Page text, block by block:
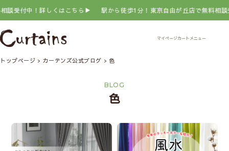
付中！詳しくはこちら▶ 駅から徒歩1分！東京自由が丘店で無料相談受
トップページ カーテンズ公式ブログ 色
BLOG
色